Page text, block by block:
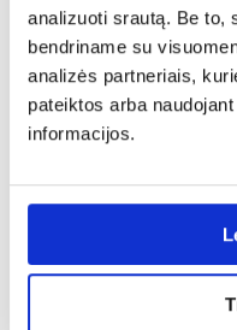
analizuoti srautą. Be to,
bendriname su
analizės partneriais,
pateiktos arba
informacijos.
PALYGINTI